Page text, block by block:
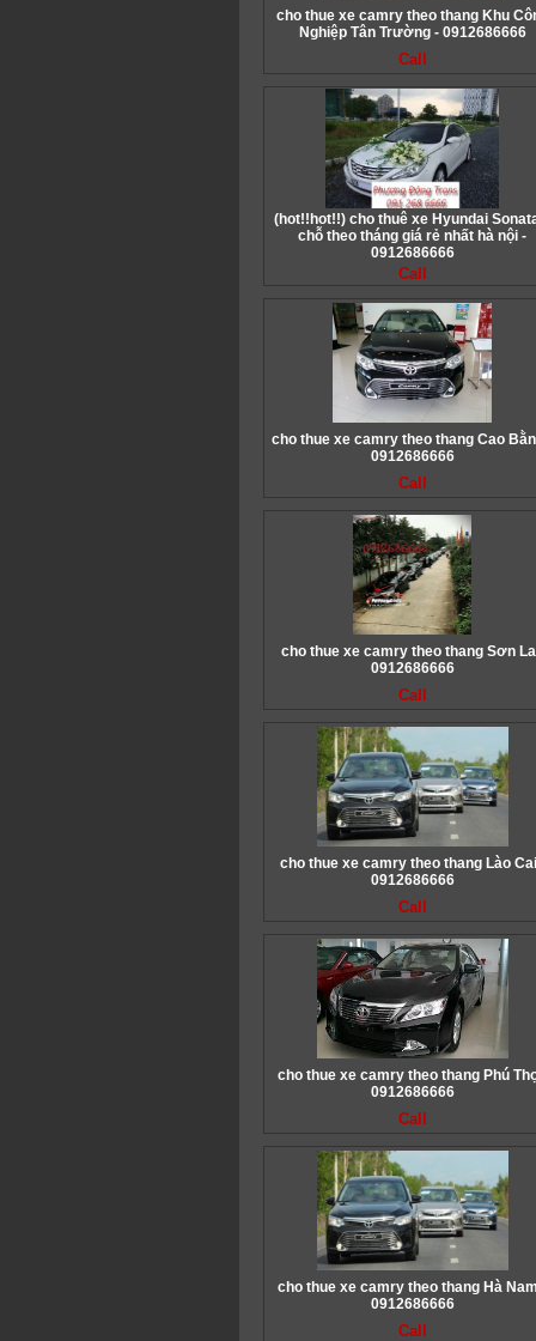
cho thue xe camry theo thang Khu
Nghiệp Tân Trường - 0912686666
Call
(hot!!hot!!) cho thuê xe Hyundai
chỗ theo tháng giá rẻ nhất hà nội -
0912686666
Call
cho thue xe camry theo thang Cao
0912686666
Call
cho thue xe camry theo thang Sơn
0912686666
Call
cho thue xe camry theo thang Lào
0912686666
Call
cho thue xe camry theo thang Phú
0912686666
Call
cho thue xe camry theo thang Hà
0912686666
Call